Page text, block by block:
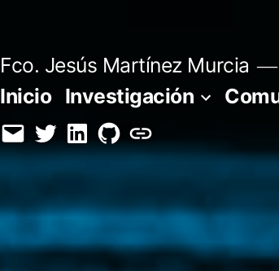
Fco. Jesús Martínez Murcia
Inicio Investigación
EmailTwitterLinkedInGitHub
Orcid